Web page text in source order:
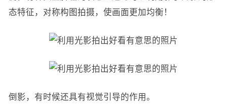
态特征，对称构图拍摄，使画面更加均衡！
倒影，有时候还具有视觉引导的作用。